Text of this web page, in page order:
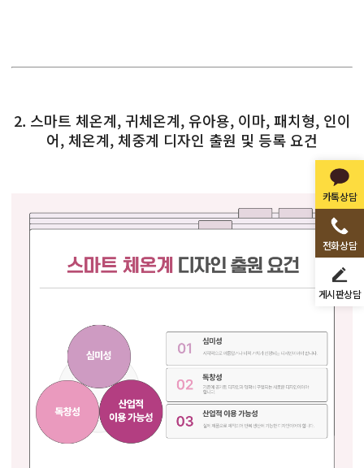
카톡상담
전화상담
게시판상담
2. 스마트 체온계, 귀체온계, 유아용, 이마, 패치형, 인이
어, 체온계, 체중계 디자인 출원 및 등록 요건